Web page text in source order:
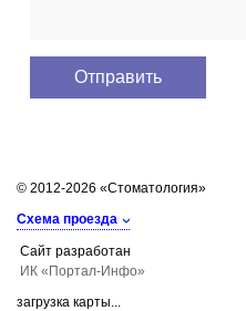
© 2012-2026 «Стоматология»
Схема проезда
Сайт разработан
ИК «Портал-Инфо»
загрузка карты...